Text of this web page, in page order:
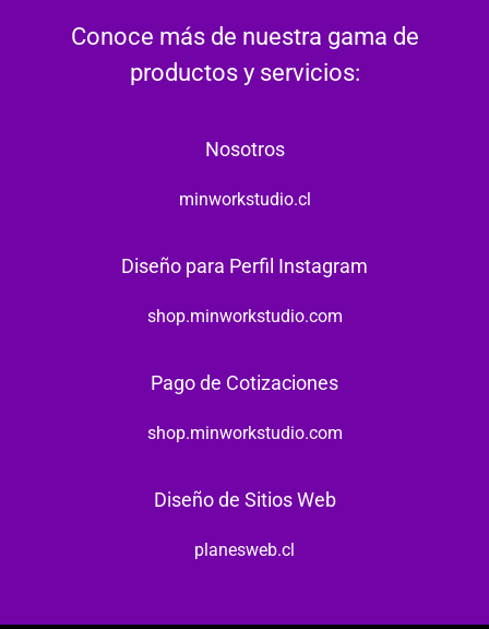
Conoce más de nuestra gama de
productos y servicios:
Nosotros
minworkstudio.cl
Diseño para Perfil Instagram
shop.minworkstudio.com
Pago de Cotizaciones
shop.minworkstudio.com
Diseño de Sitios Web
planesweb.cl